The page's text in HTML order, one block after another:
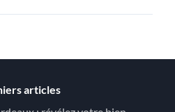
articles